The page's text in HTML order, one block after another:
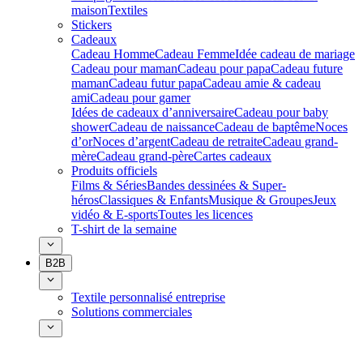
maisonTextiles
Stickers
Cadeaux
Cadeau HommeCadeau FemmeIdée cadeau de mariage​
Cadeau pour mamanCadeau pour papaCadeau future
mamanCadeau futur papaCadeau amie & cadeau
amiCadeau pour gamer
Idées de cadeaux d’anniversaireCadeau pour baby
showerCadeau de naissanceCadeau de baptêmeNoces
d’orNoces d’argentCadeau de retraiteCadeau grand-
mèreCadeau grand-pèreCartes cadeaux
Produits officiels
Films & SériesBandes dessinées & Super-
hérosClassiques & EnfantsMusique & GroupesJeux
vidéo & E-sportsToutes les licences
T-shirt de la semaine
B2B
Textile personnalisé entreprise
Solutions commerciales